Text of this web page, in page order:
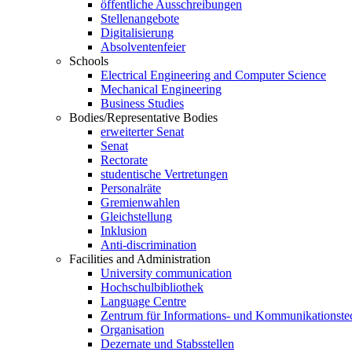
öffentliche Ausschreibungen
Stellenangebote
Digitalisierung
Absolventenfeier
Schools
Electrical Engineering and Computer Science
Mechanical Engineering
Business Studies
Bodies/Representative Bodies
erweiterter Senat
Senat
Rectorate
studentische Vertretungen
Personalräte
Gremienwahlen
Gleichstellung
Inklusion
Anti-discrimination
Facilities and Administration
University communication
Hochschulbibliothek
Language Centre
Zentrum für Informations- und
Organisation
Dezernate und Stabsstellen